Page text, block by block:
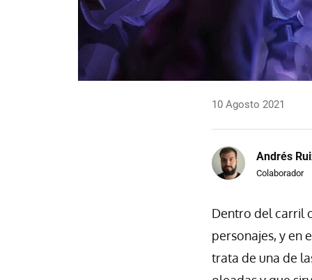
10 Agosto 2021
Andrés
Colaborador
Dentro del carril
personajes, y en
trata de una de